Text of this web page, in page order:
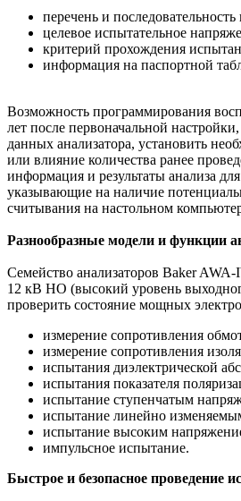
перечень и
целевое испытательное
критерий прохождения
информация на паспортной
Возможность программирования
лет после первоначальной
данных анализатора, установить
или влияние количества ранее
информация и результаты анализа
указывающие на наличие
считывания на настольном
Разнообразные модели и функции
Семейство анализаторов Baker
12 кВ HO (высокий уровень
проверить состояние мощных
измерение сопротивления
измерение сопротивления
испытания диэлектрической
испытания показателя
испытание ступенчатым
испытание линейно
испытание высоким
импульсное испытание.
Быстрое и безопасное проведение